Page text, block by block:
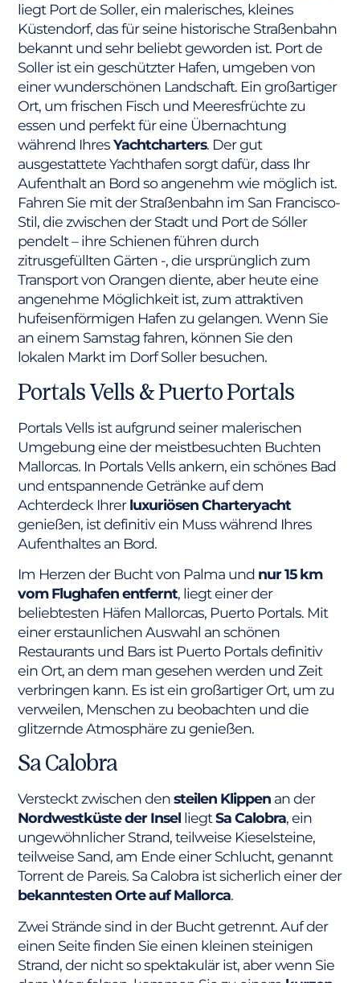
liegt Port de Soller, ein malerisches, kleines
Küstendorf, das für seine historische Straßenbahn
bekannt und sehr beliebt geworden ist. Port de
Soller ist ein geschützter Hafen, umgeben von
einer wunderschönen Landschaft. Ein großartiger
Ort, um frischen Fisch und Meeresfrüchte zu
essen und perfekt für eine Übernachtung
während IhresYachtcharters. Der gut
ausgestattete Yachthafen sorgt dafür, dass Ihr
Aufenthalt an Bord so angenehm wie möglich ist.
Fahren Sie mit der Straßenbahn im San Francisco-
Stil, die zwischen der Stadt und Port de Sóller
pendelt – ihre Schienen führen durch
zitrusgefüllten Gärten -, die ursprünglich zum
Transport von Orangen diente, aber heute eine
angenehme Möglichkeit ist, zum attraktiven
hufeisenförmigen Hafen zu gelangen. Wenn Sie
an einem Samstag fahren, können Sie den
lokalen Markt im Dorf Soller besuchen.
Portals Vells & Puerto Portals
Portals Vells ist aufgrund seiner malerischen
Umgebung eine der meistbesuchten Buchten
Mallorcas. In Portals Vells ankern, ein schönes Bad
und entspannende Getränke auf dem
Achterdeck Ihrerluxuriösen Charteryacht
genießen, ist definitiv ein Muss während Ihres
Aufenthaltes an Bord.
Im Herzen der Bucht von Palma und nur 15 km
vom Flughafen entfernt, liegt einer der
beliebtesten Häfen Mallorcas, Puerto Portals. Mit
einer erstaunlichen Auswahl an schönen
Restaurants und Bars ist Puerto Portals definitiv
ein Ort, an dem man gesehen werden und Zeit
verbringen kann. Es ist ein großartiger Ort, um zu
verweilen, Menschen zu beobachten und die
glitzernde Atmosphäre zu genießen.
Sa Calobra
Versteckt zwischen densteilen Klippen an der
Nordwestküste der Insel liegtSa Calobra, ein
ungewöhnlicher Strand, teilweise Kieselsteine,
teilweise Sand, am Ende einer Schlucht, genannt
Torrent de Pareis. Sa Calobra ist sicherlich einer der
bekanntesten Orte auf Mallorca.
Zwei Strände sind in der Bucht getrennt. Auf der
einen Seite finden Sie einen kleinen steinigen
Strand, der nicht so spektakulär ist, aber wenn Sie